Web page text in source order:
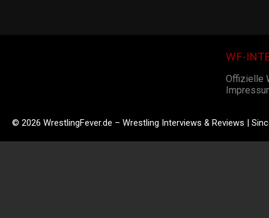
WF-
Offizielle
© 2026 WrestlingFever.de – Wrestling Interviews & Reviews |